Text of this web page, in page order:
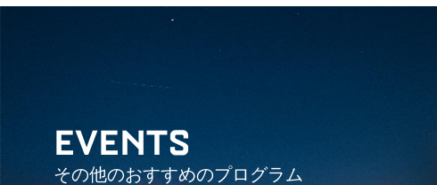
EVENTS
その他のおすすめのプログラム